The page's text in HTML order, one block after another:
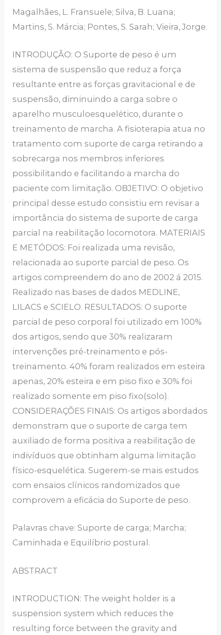
Magalhães, L. Fransuele; Silva, B. Luana;
Martins, S. Márcia; Pontes, S. Sarah; Vieira, Jorge.
INTRODUÇÃO: O Suporte de peso é um
sistema de suspensão que reduz a força
resultante entre as forças gravitacional e de
suspensão, diminuindo a carga sobre o
aparelho musculoesquelético, durante o
treinamento de marcha. A fisioterapia atua no
tratamento com suporte de carga retirando a
sobrecarga nos membros inferiores
possibilitando e facilitando a marcha do
paciente com limitação. OBJETIVO: O objetivo
principal desse estudo consistiu em revisar a
importância do sistema de suporte de carga
parcial na reabilitação locomotora. MATERIAIS
E METÓDOS: Foi realizada uma revisão,
relacionada ao suporte parcial de peso. Os
artigos compreendem do ano de 2002 á 2015.
Realizado nas bases de dados MEDLINE,
LILACS e SCIELO. RESULTADOS: O suporte
parcial de peso corporal foi utilizado em 100%
dos artigos, sendo que 30% realizaram
intervenções pré-treinamento e pós-
treinamento. 40% foram realizados em esteira
apenas, 20% esteira e em piso fixo e 30% foi
realizado somente em piso fixo(solo).
CONSIDERAÇÕES FINAIS: Os artigos abordados
demonstram que o suporte de carga tem
auxiliado de forma positiva a reabilitação de
indivíduos que obtinham alguma limitação
físico-esquelética. Sugerem-se mais estudos
com ensaios clínicos randomizados que
comprovem a eficácia do Suporte de peso.
Palavras chave: Suporte de carga; Marcha;
Caminhada e Equilíbrio postural.
ABSTRACT
INTRODUCTION: The weight holder is a
suspension system which reduces the
resulting force between the gravity and